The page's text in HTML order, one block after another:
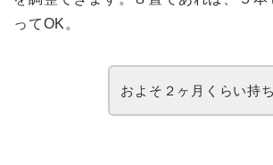
ってOK。
およそ２ヶ月くらい持